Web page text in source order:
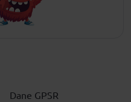
Dane GPSR